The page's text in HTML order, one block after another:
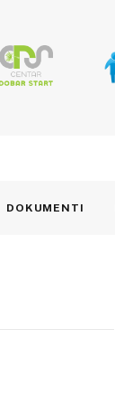
DOKUMENTI